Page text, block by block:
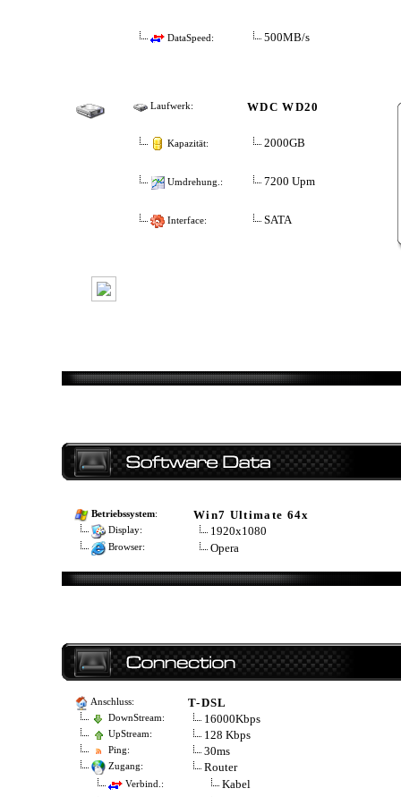
DataSpeed: 500MB/s
Laufwerk: WDC WD20
Kapazität: 2000GB
Umdrehung.: 7200 Upm
Interface: SATA
Betriebssystem: Win7 Ultimate 64x
Display: 1920x1080
Browser: Opera
Anschluss: T-DSL
DownStream: 16000Kbps
UpStream: 128 Kbps
Ping: 30ms
Zugang: Router
Verbind.: Kabel